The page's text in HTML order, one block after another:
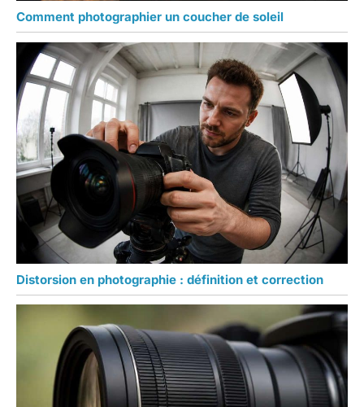
Comment photographier un coucher de soleil
Distorsion en photographie : définition et correction